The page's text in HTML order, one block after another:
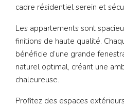
cadre résidentiel serein et
Les appartements sont
finitions de haute qualité.
bénéficie d’une grande
naturel optimal, créant une
chaleureuse.
Profitez des espaces